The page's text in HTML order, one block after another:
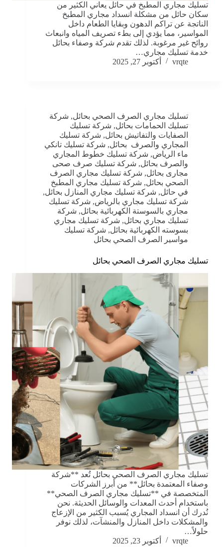
تسليك مجاري المطبخ في حائل يعاني الكثير من
سكان حائل من مشكلة انسداد مجاري المطبخ
الناتجة عن تراكم الدهون وبقايا الطعام داخل
المواسير، مما يؤدي إلى بطء تصريف المياه وانبعاث
روائح غير مرغوبة. لذلك تقدم شركة وصفاء بحائل
خدمة تسليك مجاري…
vrqte
أكتوبر 27, 2025
تسليك مجاري الصرف الصحي بحائل, شركة
تسليك الحمامات بحائل, شركة تسليك
الصفايات والتفاتيش بحائل, شركة تسليك
المجاري والصرف بحائل, شركة تسليك تانكي
ماء الرياض, شركة تسليك خطوط المجاري
والصرف بحائل, شركة تسليك صرف صحى
مجارى بحائل, شركة تسليك مجاري الصرف
الصحي بحائل, شركة تسليك مجاري المطبخ
في حائل, شركة تسليك مجاري المنازل بحائل,
شركة تسليك مجاري بالرياض, شركة تسليك
مجاري بالسوستة الكهربائية بحائل, شركة
تسليك مجاري بحائل, شركة تسليك مجاري
بسوسته الكهربائية بحائل, شركة تسليك
مواسير الصرف الصحي بحائل
تسليك مجاري الصرف الصحي بحائل
تسليك مجاري الصرف الصحي بحائل تُعد **شركة
وصفاء المعتمدة بحائل** من أبرز الشركات
المتخصصة في **تسليك مجاري الصرف الصحي**
باستخدام أحدث المعدات والوسائل الحديثة. نحن
نُدرك أن انسداد المجاري يُسبب الكثير من الإزعاج
والمشكلات داخل المنازل والمنشآت، لذلك نوفر
حلولاً…
vrqte
أكتوبر 23, 2025